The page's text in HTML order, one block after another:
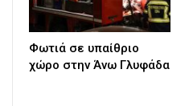
Φωτιά σε υπαίθριο
χώρο στην Άνω Γλυφάδα